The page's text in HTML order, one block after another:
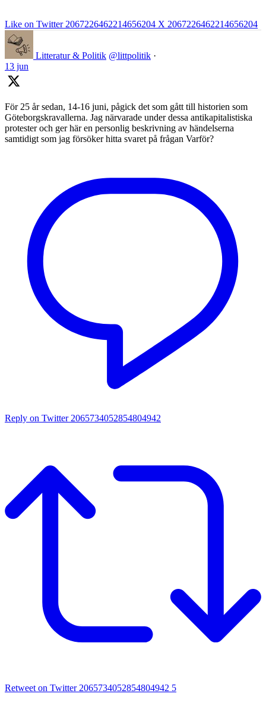
Like on Twitter 2067226462214656204 X 2067226462214656204
Litteratur & Politik @littpolitik ·
13 jun
För 25 år sedan, 14-16 juni, pågick det som gått till historien som
Göteborgskravallerna. Jag närvarade under dessa antikapitalistiska
protester och ger här en personlig beskrivning av händelserna
samtidigt som jag försöker hitta svaret på frågan Varför?
Reply on Twitter 2065734052854804942
Retweet on Twitter 2065734052854804942 5